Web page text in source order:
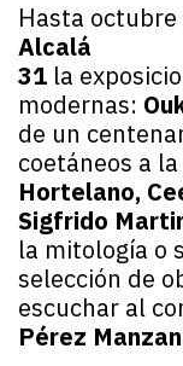
Hasta
Alcalá
31 la
modernas:
de un
coetáneos a
Hortelano,
Sigfrido
la mitología o
selección de
escuchar al
Pérez